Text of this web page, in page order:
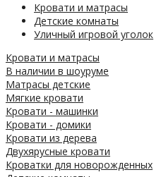
Кровати и матрасы
Детские комнаты
Уличный игровой уголок
Кровати и матрасы
В наличии в шоуруме
Матрасы детские
Мягкие кровати
Кровати - машинки
Кровати - домики
Кровати из дерева
Двухярусные кровати
Кроватки для новорожденных